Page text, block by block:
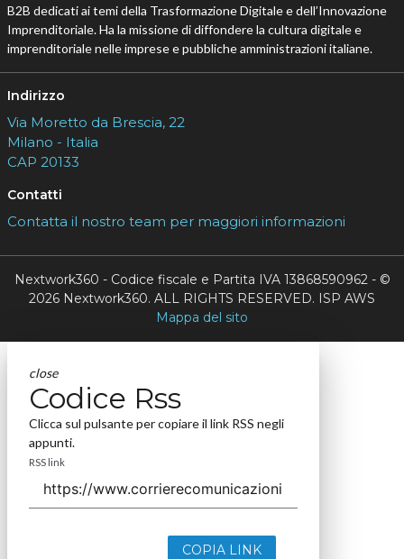
B2B dedicati ai temi della Trasformazione Digitale e dell’Innovazione
Imprenditoriale. Ha la missione di diffondere la cultura digitale e
imprenditoriale nelle imprese e pubbliche amministrazioni italiane.
Indirizzo
Via Moretto da Brescia, 22
Milano - Italia
CAP 20133
Contatti
Contatta il nostro team per maggiori informazioni
Nextwork360 - Codice fiscale e Partita IVA 13868590962 - ©
2026 Nextwork360. ALL RIGHTS RESERVED. ISP AWS
Mappa del sito
close
Codice Rss
Clicca sul pulsante per copiare il link RSS negli
appunti.
RSS link
COPIA LINK